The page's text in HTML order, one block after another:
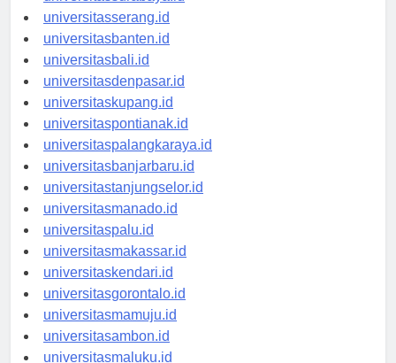
universitassurabaya.id
universitasserang.id
universitasbanten.id
universitasbali.id
universitasdenpasar.id
universitaskupang.id
universitaspontianak.id
universitaspalangkaraya.id
universitasbanjarbaru.id
universitastanjungselor.id
universitasmanado.id
universitaspalu.id
universitasmakassar.id
universitaskendari.id
universitasgorontalo.id
universitasmamuju.id
universitasambon.id